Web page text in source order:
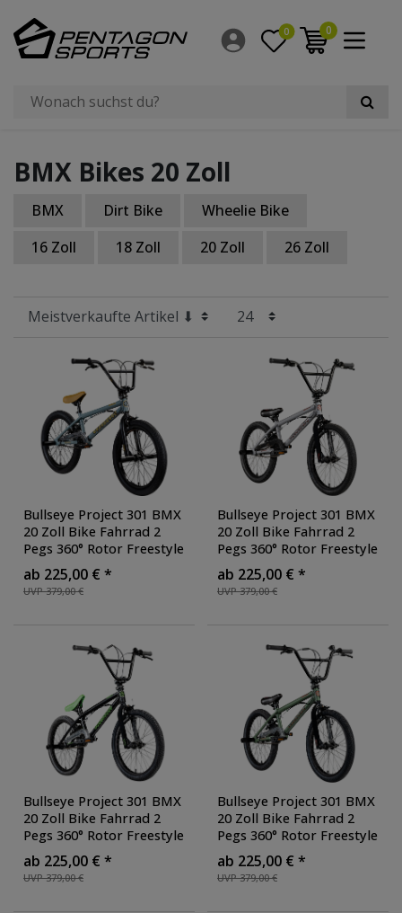
0 0
Filter
×
Rahmengröße
Hersteller
Bauart Rahmen
Geschlecht
Preis
Radgröße
BMX Bikes 20 Zoll
BMX Dirt Bike
Wheelie Bike
16 Zoll
18 Zoll 20 Zoll 26 Zoll
Bullseye Project 301 BMX
20 Zoll Bike Fahrrad 2
Pegs 360° Rotor Freestyle
20 Rad Jugendliche
Erwachsene unisex für
Tricks, Farbe: grau/gelb
UVP 379,00 €
ab 225,00 € *
Bullseye Project 301 BMX
20 Zoll Bike Fahrrad 2
Pegs 360° Rotor Freestyle
20 Rad Jugendliche
Erwachsene unisex für
Tricks, Farbe: silber/rot
UVP 379,00 €
ab 225,00 € *
Bullseye Project 301 BMX
20 Zoll Bike Fahrrad 2
Pegs 360° Rotor Freestyle
20 Rad Jugendliche
Erwachsene unisex für
Tricks, Farbe:
UVP 379,00 €
ab 225,00 € *
Bullseye Project 301 BMX
20 Zoll Bike Fahrrad 2
Pegs 360° Rotor Freestyle
20 Rad Jugendliche
Erwachsene unisex für
Tricks, Farbe: khaki
UVP 379,00 €
ab 225,00 € *